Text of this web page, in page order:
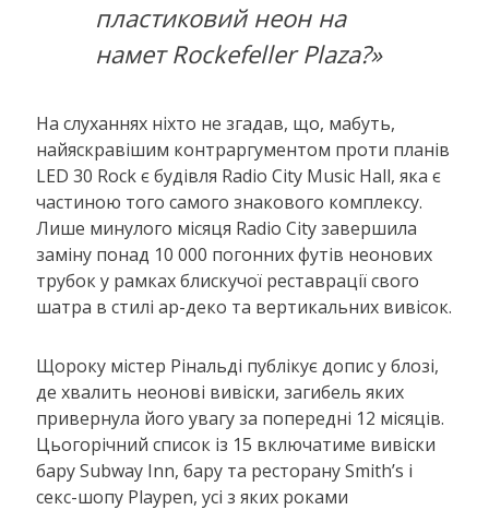
пластиковий неон на
намет Rockefeller Plaza?»
На слуханнях ніхто не згадав, що, мабуть,
найяскравішим контраргументом проти планів
LED 30 Rock є будівля Radio City Music Hall, яка є
частиною того самого знакового комплексу.
Лише минулого місяця Radio City завершила
заміну понад 10 000 погонних футів неонових
трубок у рамках блискучої реставрації свого
шатра в стилі ар-деко та вертикальних вивісок.
Щороку містер Рінальді публікує допис у блозі,
де хвалить неонові вивіски, загибель яких
привернула його увагу за попередні 12 місяців.
Цьогорічний список із 15 включатиме вивіски
бару Subway Inn, бару та ресторану Smith’s і
секс-шопу Playpen, усі з яких роками